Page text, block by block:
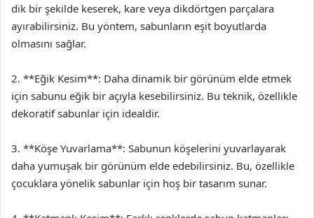
dik bir şekilde keserek, kare veya dikdörtgen parçalara
ayırabilirsiniz. Bu yöntem, sabunların eşit boyutlarda
olmasını sağlar.
2. **Eğik Kesim**: Daha dinamik bir görünüm elde etmek
için sabunu eğik bir açıyla kesebilirsiniz. Bu teknik, özellikle
dekoratif sabunlar için idealdir.
3. **Köşe Yuvarlama**: Sabunun köşelerini yuvarlayarak
daha yumuşak bir görünüm elde edebilirsiniz. Bu, özellikle
çocuklara yönelik sabunlar için hoş bir tasarım sunar.